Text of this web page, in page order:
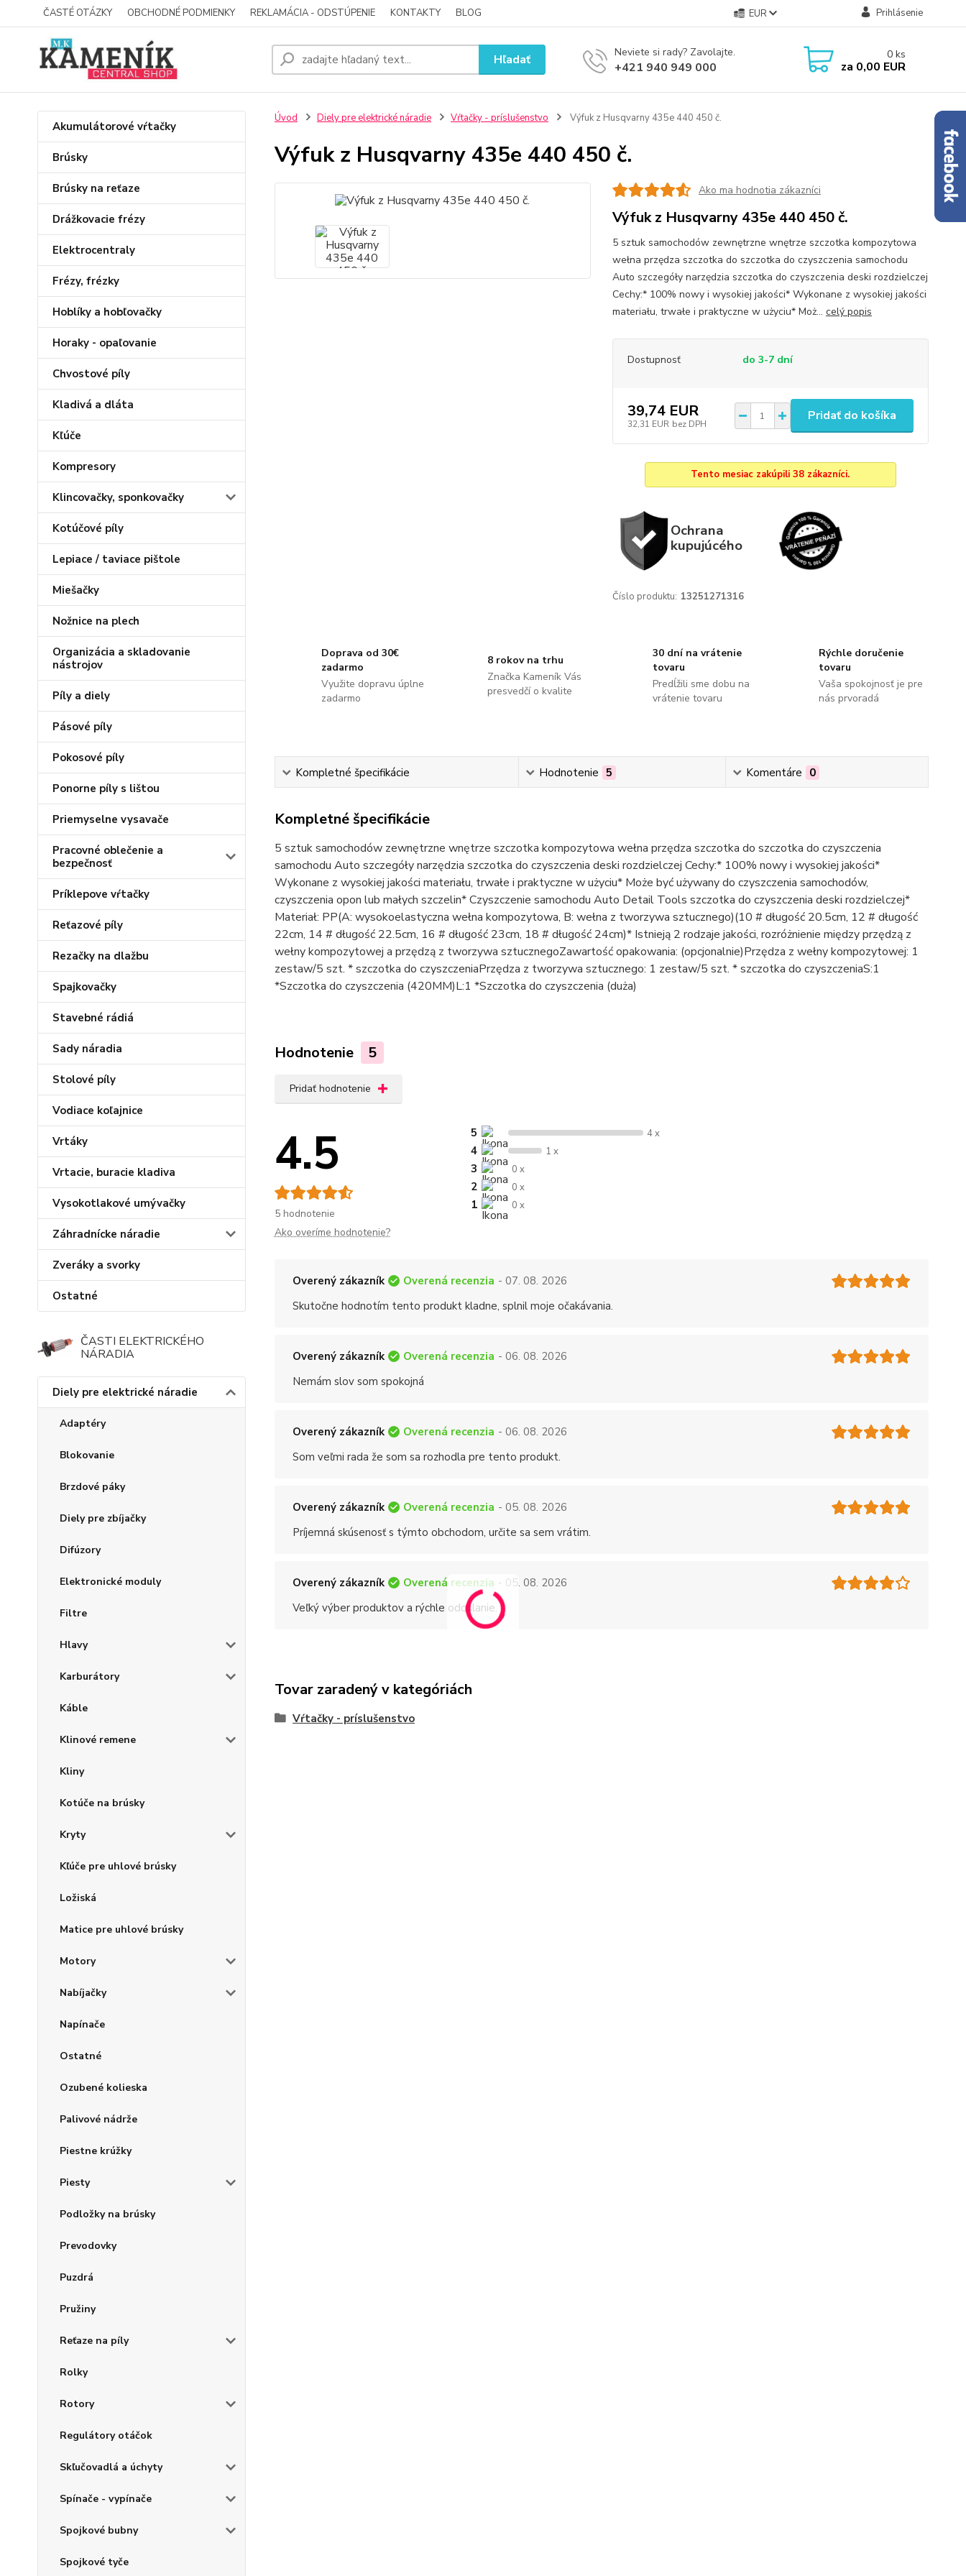
ČASTÉ OTÁZKY OBCHODNÉ PODMIENKY REKLAMÁCIA - ODSTÚPENIE KONTAKTY BLOG EUR Prihlásenie
Hľadať Neviete si rady? Zavolajte.
+421 940 949 000
0 ks
za 0,00 EUR
Akumulátorové vŕtačky
Brúsky
Brúsky na reťaze
Drážkovacie frézy
Elektrocentraly
Frézy, frézky
Hoblíky a hobľovačky
Horaky - opaľovanie
Chvostové píly
Kladivá a dláta
Kľúče
Kompresory
Klincovačky, sponkovačky
Kotúčové píly
Lepiace / taviace pištole
Miešačky
Nožnice na plech
Organizácia a skladovanie
nástrojov
Píly a diely
Pásové píly
Pokosové píly
Ponorne píly s lištou
Priemyselne vysavače
Pracovné oblečenie a
bezpečnosť
Príklepove vŕtačky
Reťazové píly
Rezačky na dlažbu
Spajkovačky
Stavebné rádiá
Sady náradia
Stolové píly
Vodiace koľajnice
Vrtáky
Vrtacie, buracie kladiva
Vysokotlakové umývačky
Záhradnícke náradie
Zveráky a svorky
Ostatné
ČASTI ELEKTRICKÉHO
NÁRADIA
Diely pre elektrické náradie
Adaptéry
Blokovanie
Brzdové páky
Diely pre zbíjačky
Difúzory
Elektronické moduly
Filtre
Hlavy
Karburátory
Káble
Klinové remene
Kliny
Kotúče na brúsky
Kryty
Kľúče pre uhlové brúsky
Ložiská
Matice pre uhlové brúsky
Motory
Nabíjačky
Napínače
Ostatné
Ozubené kolieska
Palivové nádrže
Piestne krúžky
Piesty
Podložky na brúsky
Prevodovky
Puzdrá
Pružiny
Reťaze na píly
Rolky
Rotory
Regulátory otáčok
Skľučovadlá a úchyty
Spínače - vypínače
Spojkové bubny
Spojkové tyče
Úvod Diely pre elektrické náradie Vŕtačky - príslušenstvo Výfuk z Husqvarny 435e 440 450 č.
Výfuk z Husqvarny 435e 440 450 č.
Ako ma hodnotia zákazníci
Výfuk z Husqvarny 435e 440 450 č.
5 sztuk samochodów zewnętrzne wnętrze szczotka kompozytowa
wełna przędza szczotka do szczotka do czyszczenia samochodu
Auto szczegóły narzędzia szczotka do czyszczenia deski rozdzielczej
Cechy:* 100% nowy i wysokiej jakości* Wykonane z wysokiej jakości
materiału, trwałe i praktyczne w użyciu* Moż... celý popis
Dostupnosť do 3-7 dní
39,74 EUR
32,31 EUR bez DPH
Pridať do košíka
Tento mesiac zakúpili 38 zákazníci.
Ochrana
kupujúcého
Číslo produktu: 13251271316
Doprava od 30€
zadarmo
Využite dopravu úplne
zadarmo
8 rokov na trhu
Značka Kameník Vás
presvedčí o kvalite
30 dní na vrátenie
tovaru
Predĺžili sme dobu na
vrátenie tovaru
Rýchle doručenie
tovaru
Vaša spokojnosť je pre
nás prvoradá
Kompletné špecifikácie Hodnotenie 5 Komentáre 0
Kompletné špecifikácie
5 sztuk samochodów zewnętrzne wnętrze szczotka kompozytowa wełna przędza szczotka do szczotka do czyszczenia
samochodu Auto szczegóły narzędzia szczotka do czyszczenia deski rozdzielczej Cechy:* 100% nowy i wysokiej jakości*
Wykonane z wysokiej jakości materiału, trwałe i praktyczne w użyciu* Może być używany do czyszczenia samochodów,
czyszczenia opon lub małych szczelin* Czyszczenie samochodu Auto Detail Tools szczotka do czyszczenia deski rozdzielczej*
Materiał: PP(A: wysokoelastyczna wełna kompozytowa, B: wełna z tworzywa sztucznego)(10 # długość 20.5cm, 12 # długość
22cm, 14 # długość 22.5cm, 16 # długość 23cm, 18 # długość 24cm)* Istnieją 2 rodzaje jakości, rozróżnienie między przędzą z
wełny kompozytowej a przędzą z tworzywa sztucznegoZawartość opakowania: (opcjonalnie)Przędza z wełny kompozytowej: 1
zestaw/5 szt. * szczotka do czyszczeniaPrzędza z tworzywa sztucznego: 1 zestaw/5 szt. * szczotka do czyszczeniaS:1
*Szczotka do czyszczenia (420MM)L:1 *Szczotka do czyszczenia (duża)
Hodnotenie 5
Pridať hodnotenie
4.5
5 hodnotenie
5 4 x
4 1 x
3 0 x
2 0 x
1 0 x
Ako overíme hodnotenie?
Overený zákazník Overená recenzia - 07. 08. 2026
Skutočne hodnotím tento produkt kladne, splnil moje očakávania.
Overený zákazník Overená recenzia - 06. 08. 2026
Nemám slov som spokojná
Overený zákazník Overená recenzia - 06. 08. 2026
Som veľmi rada že som sa rozhodla pre tento produkt.
Overený zákazník Overená recenzia - 05. 08. 2026
Príjemná skúsenosť s týmto obchodom, určite sa sem vrátim.
Overený zákazník Overená recenzia - 05. 08. 2026
Veľký výber produktov a rýchle odoslanie.
Tovar zaradený v kategóriách
Vŕtačky - príslušenstvo